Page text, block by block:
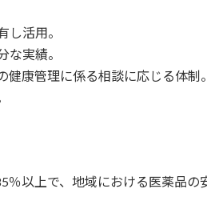
し活用。
な実績。
康管理に係る相談に応じる体制。
以上で、地域における医薬品の